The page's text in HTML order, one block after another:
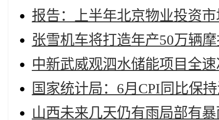
报告：上半年北京物业投资
张雪机车将打造年产50万辆
中新武威观泗水储能项目全
国家统计局：6月CPI同比保
山西未来几天仍有雨局部有